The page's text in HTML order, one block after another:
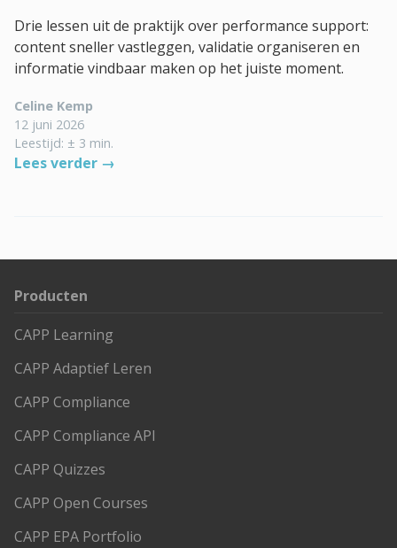
Drie lessen uit de praktijk over performance support:
content sneller vastleggen, validatie organiseren en
informatie vindbaar maken op het juiste moment.
Celine Kemp
12 juni 2026
Leestijd: ± 3 min.
Lees verder →
Producten
CAPP Learning
CAPP Adaptief Leren
CAPP Compliance
CAPP Compliance API
CAPP Quizzes
CAPP Open Courses
CAPP EPA Portfolio